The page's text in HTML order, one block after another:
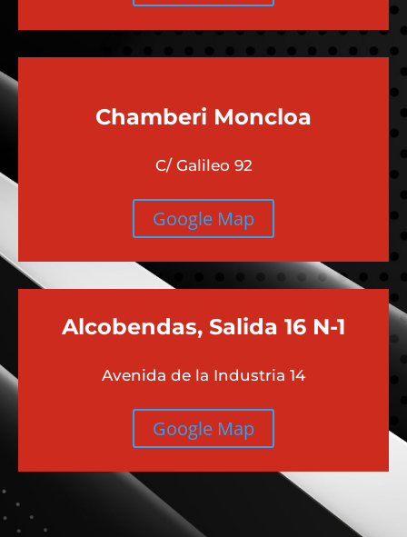
Chamberi Moncloa
C/ Galileo 92
Google Map
Alcobendas, Salida 16 N-1
Avenida de la Industria 14
Google Map